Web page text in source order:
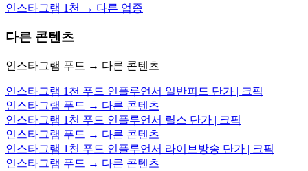
인스타그램 1천 → 다른 업종
다른 콘텐츠
인스타그램 푸드 → 다른 콘텐츠
인스타그램 1천 푸드 인플루언서 일반피드 단가 | 크픽
인스타그램 푸드 → 다른 콘텐츠
인스타그램 1천 푸드 인플루언서 릴스 단가 | 크픽
인스타그램 푸드 → 다른 콘텐츠
인스타그램 1천 푸드 인플루언서 라이브방송 단가 | 크픽
인스타그램 푸드 → 다른 콘텐츠